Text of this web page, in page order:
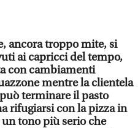
ancora troppo mite, si
ai capricci del tempo,
con cambiamenti
mentre la clientela
terminare il pasto
rifugiarsi con la pizza in
tono più serio che